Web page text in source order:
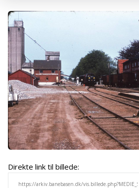
Direkte link til billede: